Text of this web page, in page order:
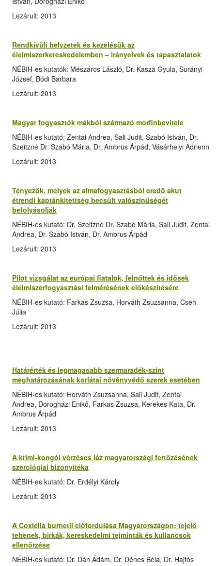
Lezárult: 2013
Rendkívüli helyzetek és kezelésük az
élelmiszerkereskedelemben – irányelvek és tapasztalatok
NÉBIH-es kutatók: Mészáros László, Dr. Kasza Gyula, Surányi
József, Bódi Barbara
Lezárult: 2013
Magyar fogyasztók mákból származó morfinbevitele
NÉBIH-es kutató: Zentai Andrea, Sali Judit, Szabó István, Dr.
Szeitzné Dr. Szabó Mária, Dr. Ambrus Árpád, Vásárhelyi Adrienn
Lezárult: 2013
Tényezők, melyek az almafogyasztásból eredő akut
étrendi kaptánkitettség becsült valószínűségét
befolyásolják
NÉBIH-es kutató: Dr. Szeitzné Dr. Szabó Mária, Sali Judit, Zentai
Andrea, Dr. Szabó István, Dr. Ambrus Árpád
Lezárult: 2013
Pilot vizsgálat az európai fiatalok, felnőttek és idősek
élelmiszerfogyasztási felmérésének előkészítésére
NÉBIH-es kutató: Farkas Zsuzsa, Horváth Zsuzsanna, Cseh
Júlia
Lezárult: 2013
Határérték és legmagasabb szermaradék-szint
meghatározásának korlátai növényvédő szerek esetében
NÉBIH-es kutató: Horváth Zsuzsanna, Sali Judit, Zentai
Andrea, Dorogházi Enikő, Farkas Zsuzsa, Kerekes Kata, Dr.
Ambrus Árpád
Lezárult: 2013
A krími-kongói vérzéses láz magyarországi fertőzésének
szerológiai bizonyítéka
NÉBIH-es kutató: Dr. Erdélyi Károly
Lezárult: 2013
A Coxiella burnetii előfordulása Magyarországon: tejelő
tehenek, birkák, kereskedelmi tejminták és kullancsok
ellenőrzése
NÉBIH-es kutató: Dr. Dán Ádám, Dr. Dénes Béla, Dr. Hajtós